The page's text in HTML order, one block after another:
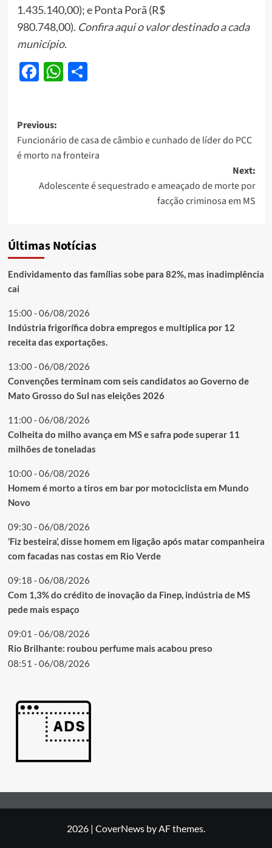
1.435.140,00); e Ponta Porã (R$
980.748,00). Confira aqui o valor destinado a cada
município.
Facebook
WhatsApp
Share
Post
navigation
Previous:
Funcionário de casa de câmbio e cunhado de líder do PCC
é morto na fronteira
Next:
Adolescente é sequestrado e ameaçado de morte por
facção criminosa em MS
Últimas Notícias
Endividamento das famílias sobe para 82%, mas inadimplência
cai
15:00 - 06/08/2026
Indústria frigorífica dobra empregos e multiplica por 12
receita das exportações.
13:00 - 06/08/2026
Convenções terminam com seis candidatos ao Governo de
Mato Grosso do Sul nas eleições 2026
11:00 - 06/08/2026
Colheita do milho avança em MS e safra pode superar 11
milhões de toneladas
10:00 - 06/08/2026
Homem é morto a tiros em bar por motociclista em Mundo
Novo
09:30 - 06/08/2026
‘Fiz besteira’, disse homem em ligação após matar companheira
com facadas nas costas em Rio Verde
09:18 - 06/08/2026
Com 1,3% do crédito de inovação da Finep, indústria de MS
pede mais espaço
09:01 - 06/08/2026
Rio Brilhante: roubou perfume mais acabou preso
08:51 - 06/08/2026
2026 | CoverNews by AF themes.